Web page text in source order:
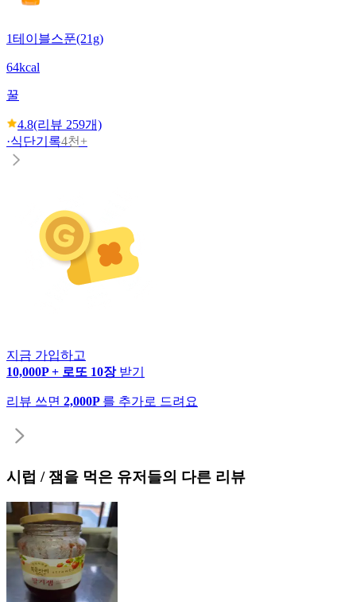
1테이블스푼(21g)
64kcal
꿀
4.8(리뷰 259개)
·식단기록4천+
지금 가입하고
10,000P + 로또 10장 받기
리뷰 쓰면 2,000P 를 추가로 드려요
시럽 / 잼을 먹은 유저들의 다른 리뷰